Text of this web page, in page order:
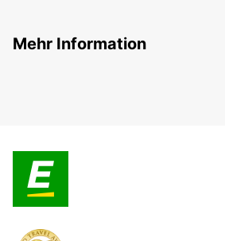
Mehr Information